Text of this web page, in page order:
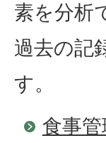
素を分析
過去の記
す。
食事